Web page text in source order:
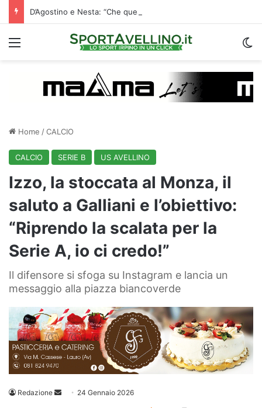
Menu
Home /CALCIO
CALCIO SERIE B US AVELLINO
Izzo, la stoccata al Monza, il
saluto a Galliani e l’obiettivo:
“Riprendo la scalata per la
Serie A, io ci credo!”
Il difensore si sfoga su Instagram e lancia un
messaggio alla piazza biancoverde
Redazione
Invia 24 Gennaio 2026